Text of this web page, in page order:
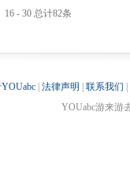
16 - 30 总计82条
| 法律声明 联系我们
YOUabc游来游